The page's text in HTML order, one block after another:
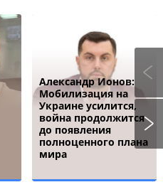
Александр Ионов:
Мобилизация на
Украине усилится,
война продолжится
до появления
полноценного плана
мира